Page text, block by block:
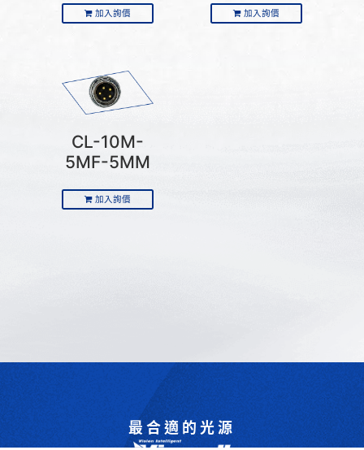
加入詢價 加入詢價
CL-10M-
5MF-5MM
加入詢價
最合適的光源